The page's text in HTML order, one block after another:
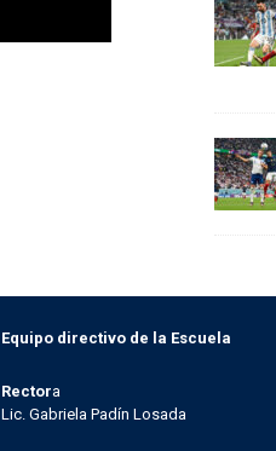
Equipo directivo de la Escuela
Rectora
Lic. Gabriela Padín Losada